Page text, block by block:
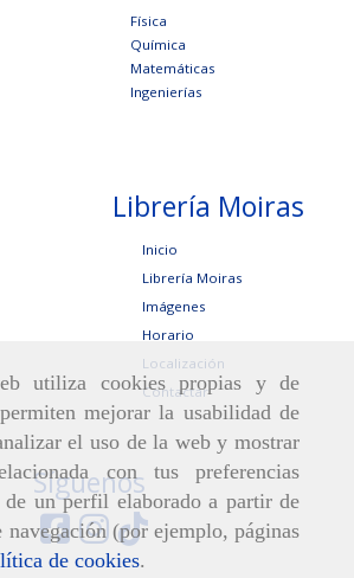
utiliza cookies propias y de
mejorar la usabilidad de
el uso de la web y mostrar
con tus preferencias
de un perfil elaborado a partir de
navegación (por ejemplo, páginas
de cookies.
Física
Química
Matemáticas
Ingenierías
Librería Moiras
Inicio
Librería Moiras
Imágenes
Horario
Localización
Contactar
Síguenos